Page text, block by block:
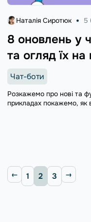
8 оновлень у
та огляд їх на
Наталія Сиротюк 5
Чат-боти
Розкажемо про нові та
прикладах покажемо, як
1 2 3